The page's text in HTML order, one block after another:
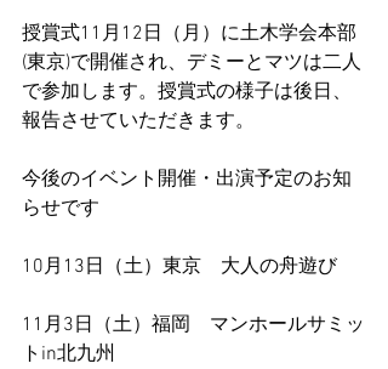
授賞式11月12日（月）に土木学会本部
(東京)で開催され、デミーとマツは二人
で参加します。授賞式の様子は後日、
報告させていただきます。
今後のイベント開催・出演予定のお知
らせです
10月13日（土）東京　大人の舟遊び
11月3日（土）福岡　マンホールサミッ
トin北九州